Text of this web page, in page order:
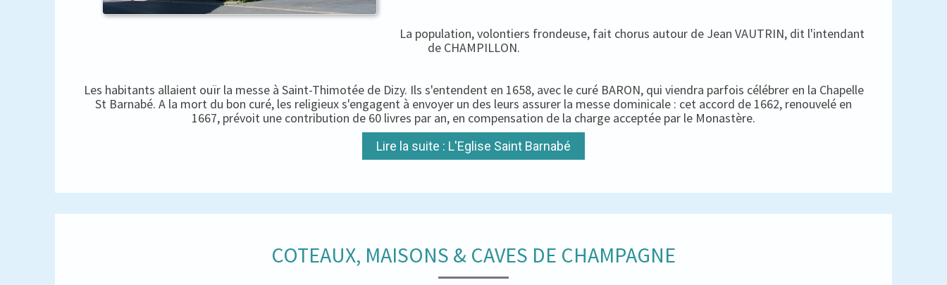
La population, volontiers frondeuse, fait chorus autour de Jean VAUTRIN, dit l'intendant
de CHAMPILLON.
Les habitants allaient ouïr la messe à Saint-Thimotée de Dizy. Ils s'entendent en 1658, avec le curé BARON, qui viendra parfois célébrer en la Chapelle
St Barnabé. A la mort du bon curé, les religieux s'engagent à envoyer un des leurs assurer la messe dominicale : cet accord de 1662, renouvelé en
1667, prévoit une contribution de 60 livres par an, en compensation de la charge acceptée par le Monastère.
Lire la suite : L'Eglise Saint Barnabé
COTEAUX, MAISONS & CAVES DE CHAMPAGNE